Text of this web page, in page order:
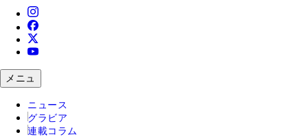
メニュ
ニュース
グラビア
連載コラム